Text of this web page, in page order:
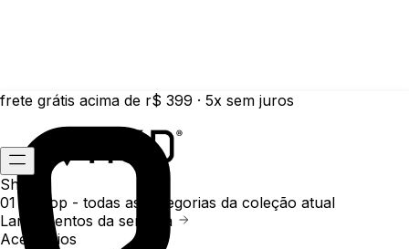
frete grátis acima de r$ 399 · 5x sem juros
Shop
01 /
Shop - todas as categorias da coleção atual
Lançamentos da semana
Acessórios